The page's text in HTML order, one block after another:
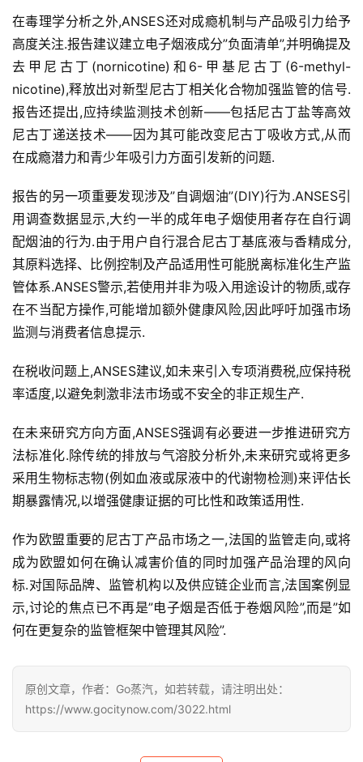
子
烟
资
电
子
烟
科
一
次
性
电
子
烟
电
烟
评
测
通
配
烟
弹
国
标
列
在毒理学分析之外,ANSES还对成瘾机制与产品吸引力给予
高度关注.报告建议建立电子烟液成分”负面清单”,并明确提及
去甲尼古丁(nornicotine)和6-甲基尼古丁(6-methyl-
nicotine),释放出对新型尼古丁相关化合物加强监管的信号.
报告还提出,应持续监测技术创新——包括尼古丁盐等高效
尼古丁递送技术——因为其可能改变尼古丁吸收方式,从而
在成瘾潜力和青少年吸引力方面引发新的问题.
报告的另一项重要发现涉及”自调烟油”(DIY)行为.ANSES引
用调查数据显示,大约一半的成年电子烟使用者存在自行调
配烟油的行为.由于用户自行混合尼古丁基底液与香精成分,
其原料选择、比例控制及产品适用性可能脱离标准化生产监
管体系.ANSES警示,若使用并非为吸入用途设计的物质,或存
在不当配方操作,可能增加额外健康风险,因此呼吁加强市场
监测与消费者信息提示.
在税收问题上,ANSES建议,如未来引入专项消费税,应保持税
率适度,以避免刺激非法市场或不安全的非正规生产.
在未来研究方向方面,ANSES强调有必要进一步推进研究方
法标准化.除传统的排放与气溶胶分析外,未来研究或将更多
采用生物标志物(例如血液或尿液中的代谢物检测)来评估长
期暴露情况,以增强健康证据的可比性和政策适用性.
作为欧盟重要的尼古丁产品市场之一,法国的监管走向,或将
成为欧盟如何在确认减害价值的同时加强产品治理的风向
标.对国际品牌、监管机构以及供应链企业而言,法国案例显
示,讨论的焦点已不再是”电子烟是否低于卷烟风险”,而是”如
何在更复杂的监管框架中管理其风险”.
原创文章，作者：Go蒸汽，如若转载，请注明出处：
https://www.gocitynow.com/3022.html